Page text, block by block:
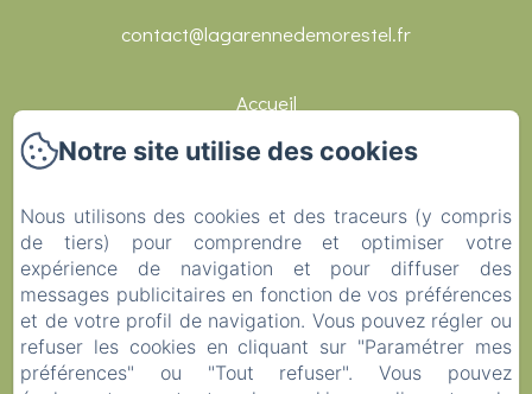
contact@lagarennedemorestel.fr
Accueil
Chambres
Restaurants
Activités
Contact
Notre site utilise des cookies
Nous utilisons des cookies et des traceurs (y compris
de tiers) pour comprendre et optimiser votre
expérience de navigation et pour diffuser des
messages publicitaires en fonction de vos préférences
et de votre profil de navigation. Vous pouvez régler ou
refuser les cookies en cliquant sur "Paramétrer mes
préférences" ou "Tout refuser". Vous pouvez